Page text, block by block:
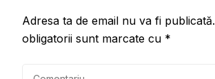
Adresa ta de email nu va fi publicată.
obligatorii sunt marcate cu *